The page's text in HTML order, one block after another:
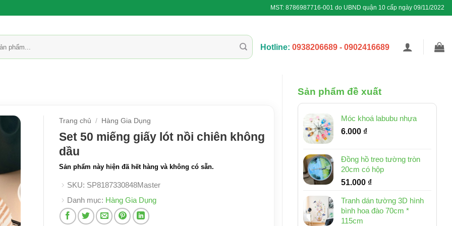
MST: 8786987716-001 do UBND quận 10 cấp ngày 09/11/2022
Hotline: 0938206689 - 0902416689
Sản phẩm đề xuất
Móc khoá labubu nhựa
6.000 ₫
Đồng hồ treo tường tròn
20cm có hộp
51.000 ₫
Tranh dán tường 3D hình
bình hoa đào 70cm *
115cm
Trang chủ / Hàng Gia Dụng
Set 50 miếng giấy lót nồi chiên không
dầu
Sản phẩm này hiện đã hết hàng và không có sẵn.
SKU: SP8187330848Master
Danh mục: Hàng Gia Dụng